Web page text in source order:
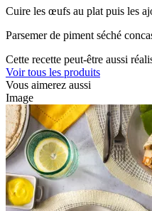
Cuire les œufs au plat puis les
Parsemer de piment séché
Cette recette peut-être aussi
Voir tous les produits
Vous aimerez aussi
Image